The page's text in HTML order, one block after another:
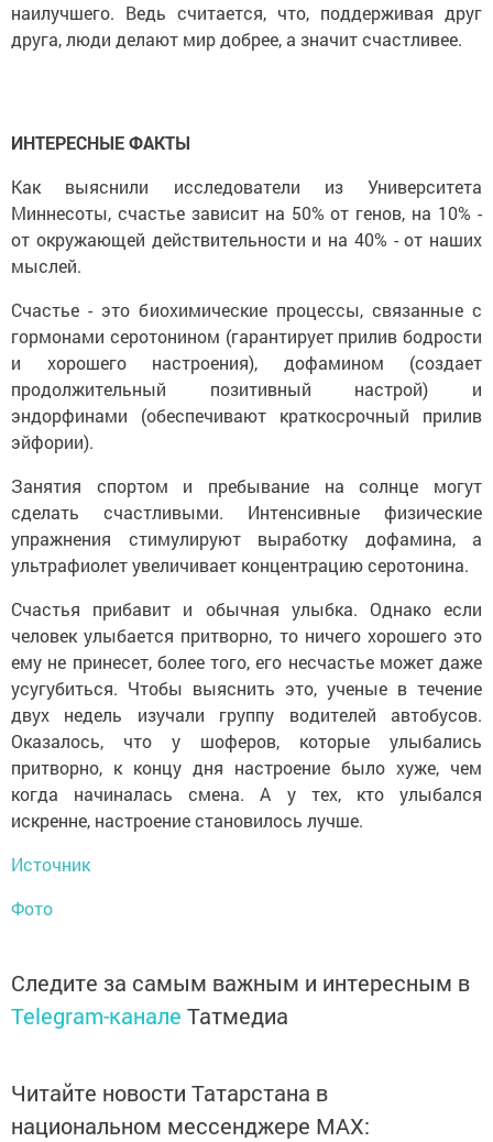
наилучшего. Ведь считается, что, поддерживая друг
друга, люди делают мир добрее, а значит счастливее.
ИНТЕРЕСНЫЕ ФАКТЫ
Как выяснили исследователи из Университета
Миннесоты, счастье зависит на 50% от генов, на 10% -
от окружающей действительности и на 40% - от наших
мыслей.
Счастье - это биохимические процессы, связанные с
гормонами серотонином (гарантирует прилив бодрости
и хорошего настроения), дофамином (создает
продолжительный позитивный настрой) и
эндорфинами (обеспечивают краткосрочный прилив
эйфории).
Занятия спортом и пребывание на солнце могут
сделать счастливыми. Интенсивные физические
упражнения стимулируют выработку дофамина, а
ультрафиолет увеличивает концентрацию серотонина.
Счастья прибавит и обычная улыбка. Однако если
человек улыбается притворно, то ничего хорошего это
ему не принесет, более того, его несчастье может даже
усугубиться. Чтобы выяснить это, ученые в течение
двух недель изучали группу водителей автобусов.
Оказалось, что у шоферов, которые улыбались
притворно, к концу дня настроение было хуже, чем
когда начиналась смена. А у тех, кто улыбался
искренне, настроение становилось лучше.
Источник
Фото
Следите за самым важным и интересным в
Telegram-канале Татмедиа
Читайте новости Татарстана в
национальном мессенджере MАХ: